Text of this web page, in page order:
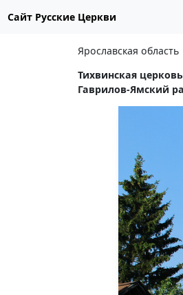
Сайт Русские Церкви
Ярославская область
Тихвинская
Гаврилов-Ямский